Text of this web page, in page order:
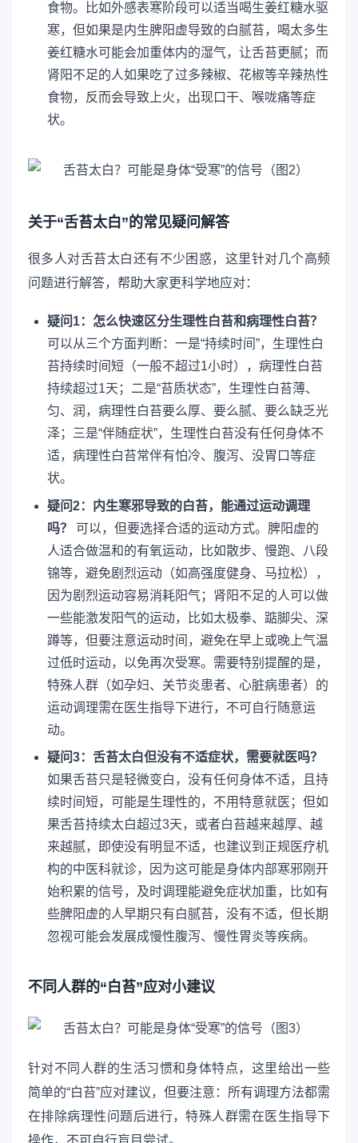
食物。比如外感表寒阶段可以适当喝生姜红糖水驱
寒，但如果是内生脾阳虚导致的白腻苔，喝太多生
姜红糖水可能会加重体内的湿气，让舌苔更腻；而
肾阳不足的人如果吃了过多辣椒、花椒等辛辣热性
食物，反而会导致上火，出现口干、喉咙痛等症
状。
关于“舌苔太白”的常见疑问解答
很多人对舌苔太白还有不少困惑，这里针对几个高频
问题进行解答，帮助大家更科学地应对：
疑问1：怎么快速区分生理性白苔和病理性白苔？
可以从三个方面判断：一是“持续时间”，生理性白
苔持续时间短（一般不超过1小时），病理性白苔
持续超过1天；二是“苔质状态”，生理性白苔薄、
匀、润，病理性白苔要么厚、要么腻、要么缺乏光
泽；三是“伴随症状”，生理性白苔没有任何身体不
适，病理性白苔常伴有怕冷、腹泻、没胃口等症
状。
疑问2：内生寒邪导致的白苔，能通过运动调理
吗？
可以，但要选择合适的运动方式。脾阳虚的
人适合做温和的有氧运动，比如散步、慢跑、八段
锦等，避免剧烈运动（如高强度健身、马拉松），
因为剧烈运动容易消耗阳气；肾阳不足的人可以做
一些能激发阳气的运动，比如太极拳、踮脚尖、深
蹲等，但要注意运动时间，避免在早上或晚上气温
过低时运动，以免再次受寒。需要特别提醒的是，
特殊人群（如孕妇、关节炎患者、心脏病患者）的
运动调理需在医生指导下进行，不可自行随意运
动。
疑问3：舌苔太白但没有不适症状，需要就医吗？
如果舌苔只是轻微变白，没有任何身体不适，且持
续时间短，可能是生理性的，不用特意就医；但如
果舌苔持续太白超过3天，或者白苔越来越厚、越
来越腻，即使没有明显不适，也建议到正规医疗机
构的中医科就诊，因为这可能是身体内部寒邪刚开
始积累的信号，及时调理能避免症状加重，比如有
些脾阳虚的人早期只有白腻苔，没有不适，但长期
忽视可能会发展成慢性腹泻、慢性胃炎等疾病。
不同人群的“白苔”应对小建议
针对不同人群的生活习惯和身体特点，这里给出一些
简单的“白苔”应对建议，但要注意：所有调理方法都需
在排除病理性问题后进行，特殊人群需在医生指导下
操作，不可自行盲目尝试。